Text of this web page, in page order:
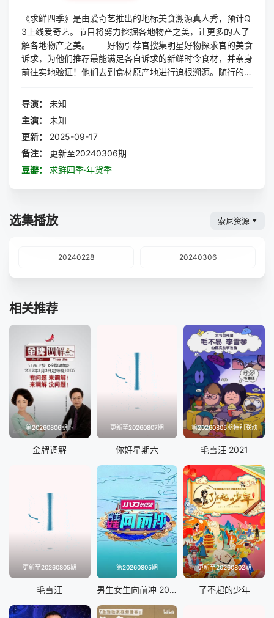
《求鲜四季》是由爱奇艺推出的地标美食溯源真人秀，预计Q
3上线爱奇艺。节目将努力挖掘各地物产之美，让更多的人了
解各地物产之美。 好物引荐官搜集明星好物探求官的美食
诉求，为他们推荐最能满足各自诉求的新鲜时令食材，并亲身
前往实地验证！他们去到食材原产地进行追根溯源。随行的名
的表达方式，诠释食材之“鲜”。在此过程中，节目将深度展现
导演：
未知
主演：
未知
更新：
2025-09-17
备注：
更新至20240306期
豆瓣：
求鲜四季·年货季
选集播放 索尼资源
20240228 20240306
相关推荐
第20260806期下
金牌调解
更新至20260807期
你好星期六
第20260805期特别联动
毛雪汪 2021
更新至20260805期
毛雪汪
第20260805期
男生女生向前冲 2025
更新至20260802期
了不起的少年